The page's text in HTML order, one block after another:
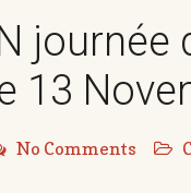
13
No Comments